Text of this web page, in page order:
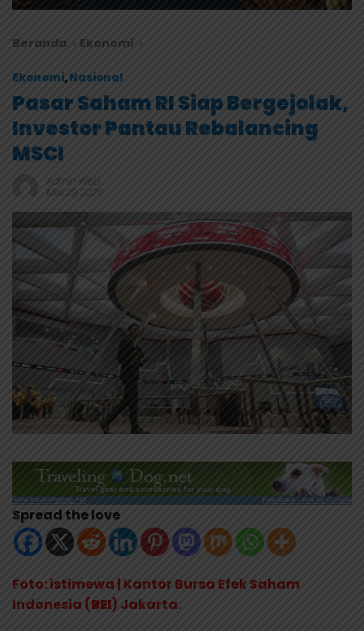
Beranda Ekonomi
Ekonomi,Nasional
Pasar Saham RI Siap Bergejolak,
Investor Pantau Rebalancing
MSCI
Admin Web
Mei 29, 2026
Spread the love
Foto: istimewa | Kantor Bursa Efek Saham
Indonesia (BEI) Jakarta.